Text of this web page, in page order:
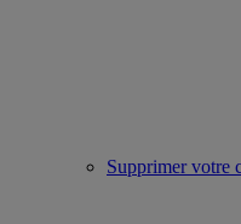
Supprimer votre